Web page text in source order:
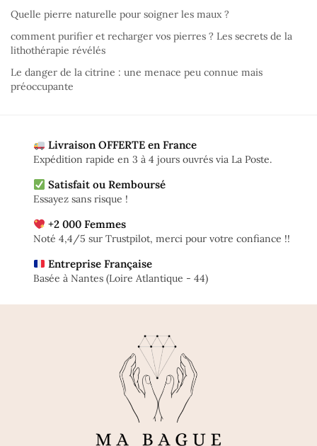
Quelle pierre naturelle pour soigner les maux ?
comment purifier et recharger vos pierres ? Les secrets de la
lithothérapie révélés
Le danger de la citrine : une menace peu connue mais
préoccupante
Livraison OFFERTE en France
Expédition rapide en 3 à 4 jours ouvrés via La Poste.
Satisfait ou Remboursé
Essayez sans risque !
+2 000 Femmes
Noté 4,4/5 sur Trustpilot, merci pour votre confiance !!
Entreprise Française
Basée à Nantes (Loire Atlantique - 44)